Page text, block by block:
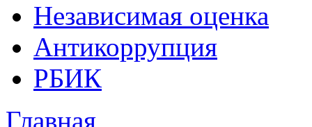
Независимая оценка
Антикоррупция
РБИК
Главная